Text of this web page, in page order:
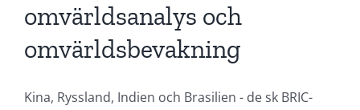
omvärldsanalys och
omvärldsbevakning
Kina, Ryssland, Indien och Brasilien - de sk BRIC-